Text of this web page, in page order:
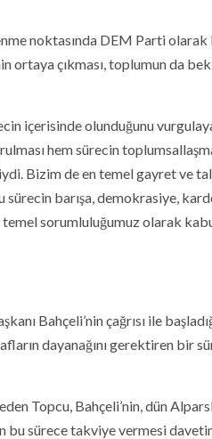
noktasında DEM Parti
ortaya çıkması, toplumun da
içerisinde olunduğunu
hem sürecin
Bizim de en temel gayret ve
barışa, demokrasiye,
temel sorumluluğumuz olarak
Bahçeli’nin çağrısı ile
dayanağını gerektiren bir
Topcu, Bahçeli’nin, dün
bu sürece takviye vermesi